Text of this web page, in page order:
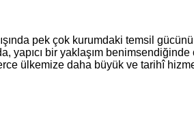
pek çok kurumdaki temsil
yapıcı bir yaklaşım
ülkemize daha büyük ve tarihî